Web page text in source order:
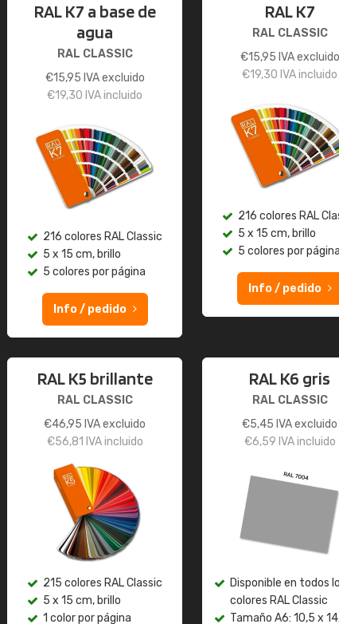
RAL K7 a base de
agua
RAL CLASSIC
€15,95 IVA excluido
€19,30 IVA incluido
216 colores RAL Classic
5 x 15 cm, brillo
5 colores por página
Info / pedido
RAL K7
RAL CLASSIC
€15,95 IVA excluido
€19,30 IVA incluido
216 colores RAL
5 x 15 cm, brillo
5 colores por página
Info / pedido
RAL K5 brillante
RAL CLASSIC
€46,95 IVA excluido
€56,81 IVA incluido
215 colores RAL Classic
5 x 15 cm, brillo
1 color por página
RAL K6 gris
RAL CLASSIC
€5,45 IVA excluido
€6,59 IVA incluido
Disponible en todos
colores RAL Classic
Tamaño A6: 10,5 x